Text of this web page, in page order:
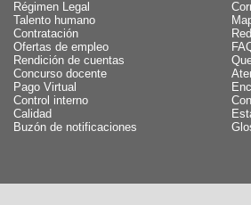
Régimen Legal
Talento humano
Contratación
Ofertas de empleo
Rendición de cuentas
Concurso docente
Pago Virtual
Control interno
Calidad
Buzón de notificaciones